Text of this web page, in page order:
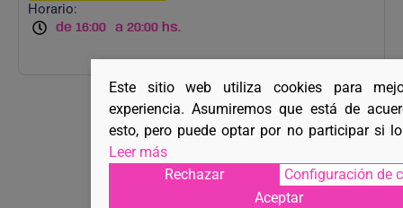
Horario:
de 16:00 a 20:00 hs.
Este sitio web utiliza cookies para
experiencia. Asumiremos que está de
esto, pero puede optar por no participar si
Leer más
Rechazar
Configuración de
Aceptar